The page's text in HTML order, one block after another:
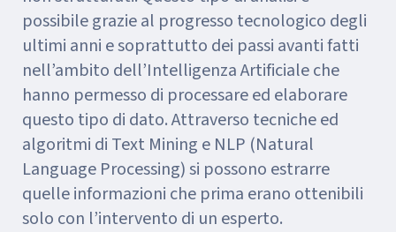
possibile grazie al progresso tecnologico degli
ultimi anni e soprattutto dei passi avanti fatti
nell’ambito dell’Intelligenza Artificiale che
hanno permesso di processare ed elaborare
questo tipo di dato. Attraverso tecniche ed
algoritmi di Text Mining e NLP (Natural
Language Processing) si possono estrarre
quelle informazioni che prima erano ottenibili
solo con l’intervento di un esperto.